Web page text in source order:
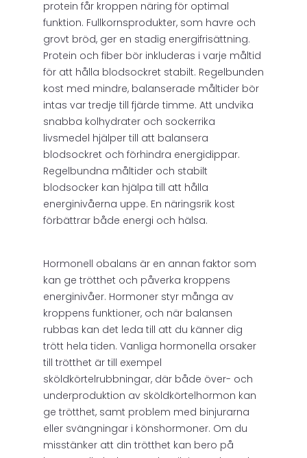
protein får kroppen näring för optimal
funktion. Fullkornsprodukter, som havre och
grovt bröd, ger en stadig energifrisättning.
Protein och fiber bör inkluderas i varje måltid
för att hålla blodsockret stabilt. Regelbunden
kost med mindre, balanserade måltider bör
intas var tredje till fjärde timme. Att undvika
snabba kolhydrater och sockerrika
livsmedel hjälper till att balansera
blodsockret och förhindra energidippar.
Regelbundna måltider och stabilt
blodsocker kan hjälpa till att hålla
energinivåerna uppe. En näringsrik kost
förbättrar både energi och hälsa.
Hormonell obalans är en annan faktor som
kan ge trötthet och påverka kroppens
energinivåer. Hormoner styr många av
kroppens funktioner, och när balansen
rubbas kan det leda till att du känner dig
trött hela tiden. Vanliga hormonella orsaker
till trötthet är till exempel
sköldkörtelrubbningar, där både över- och
underproduktion av sköldkörtelhormon kan
ge trötthet, samt problem med binjurarna
eller svängningar i könshormoner. Om du
misstänker att din trötthet kan bero på